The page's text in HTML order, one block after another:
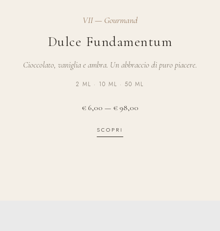
VII — Gourmand
Dulce Fundamentum
Cioccolato, vaniglia e ambra. Un abbraccio di puro piacere.
2 ML · 10 ML · 50 ML
€ 6,00 — € 98,00
SCOPRI